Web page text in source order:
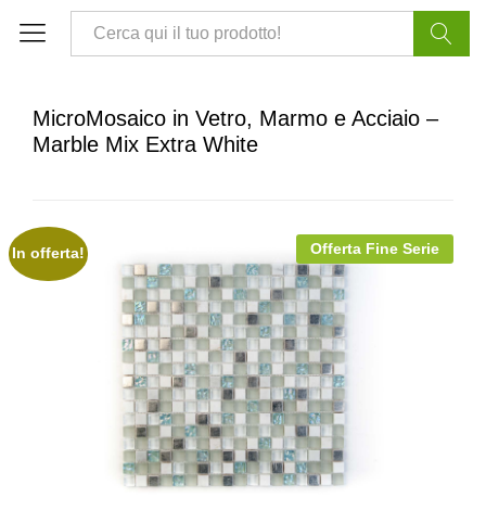
MicroMosaico in Vetro, Marmo e Acciaio –
Marble Mix Extra White
In offerta! Offerta Fine Serie